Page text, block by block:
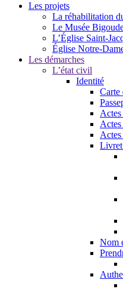
Les projets
La réhabilitation
Le Musée
L’Église Saint-
Église Notre-
Les démarches
L’état civil
Identité
Carte
Actes
Actes
Actes
Nom